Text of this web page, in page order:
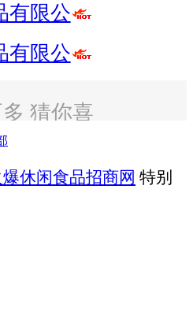
有限公
有限公
猜你喜
欢
爆休闲食品招商网 特别